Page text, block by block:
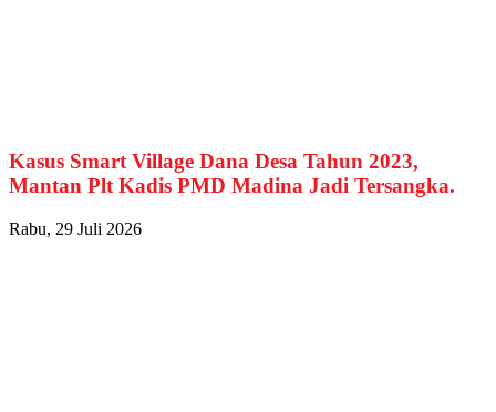
Kasus Smart Village Dana Desa Tahun 2023,
Mantan Plt Kadis PMD Madina Jadi Tersangka.
Rabu, 29 Juli 2026